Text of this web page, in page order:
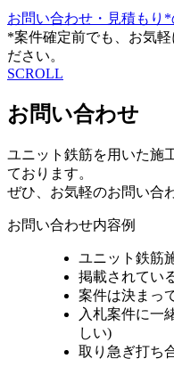
お問い合わせ・見積もり
*案件確定前でも、お気
ださい。
SCROLL
お問い合わせ
ユニット鉄筋を用いた施
ております。
ぜひ、お気軽のお問い合
お問い合わせ内容例
ユニット鉄筋
掲載されてい
案件は決まっ
入札案件に一
しい)
取り急ぎ打ち